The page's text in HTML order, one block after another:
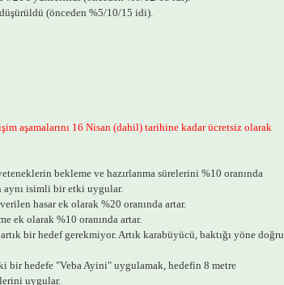
düşürüldü (önceden %5/10/15 idi).
aşamalarını 16 Nisan (dahil) tarihine kadar ücretsiz olarak
bekleme ve hazırlanma sürelerini %10 oranında
aynı isimli bir etki uygular.
hasar ek olarak %20 oranında artar.
ek olarak %10 oranında artar.
bir hedef gerekmiyor. Artık karabüyücü, baktığı yöne doğru
bir hedefe "Veba Ayini" uygulamak, hedefin 8 metre
uygular.